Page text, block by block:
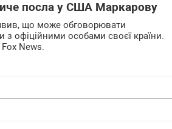
посла у США Маркарову
що може обговорювати
з офіційними особами своєї країни.
News.